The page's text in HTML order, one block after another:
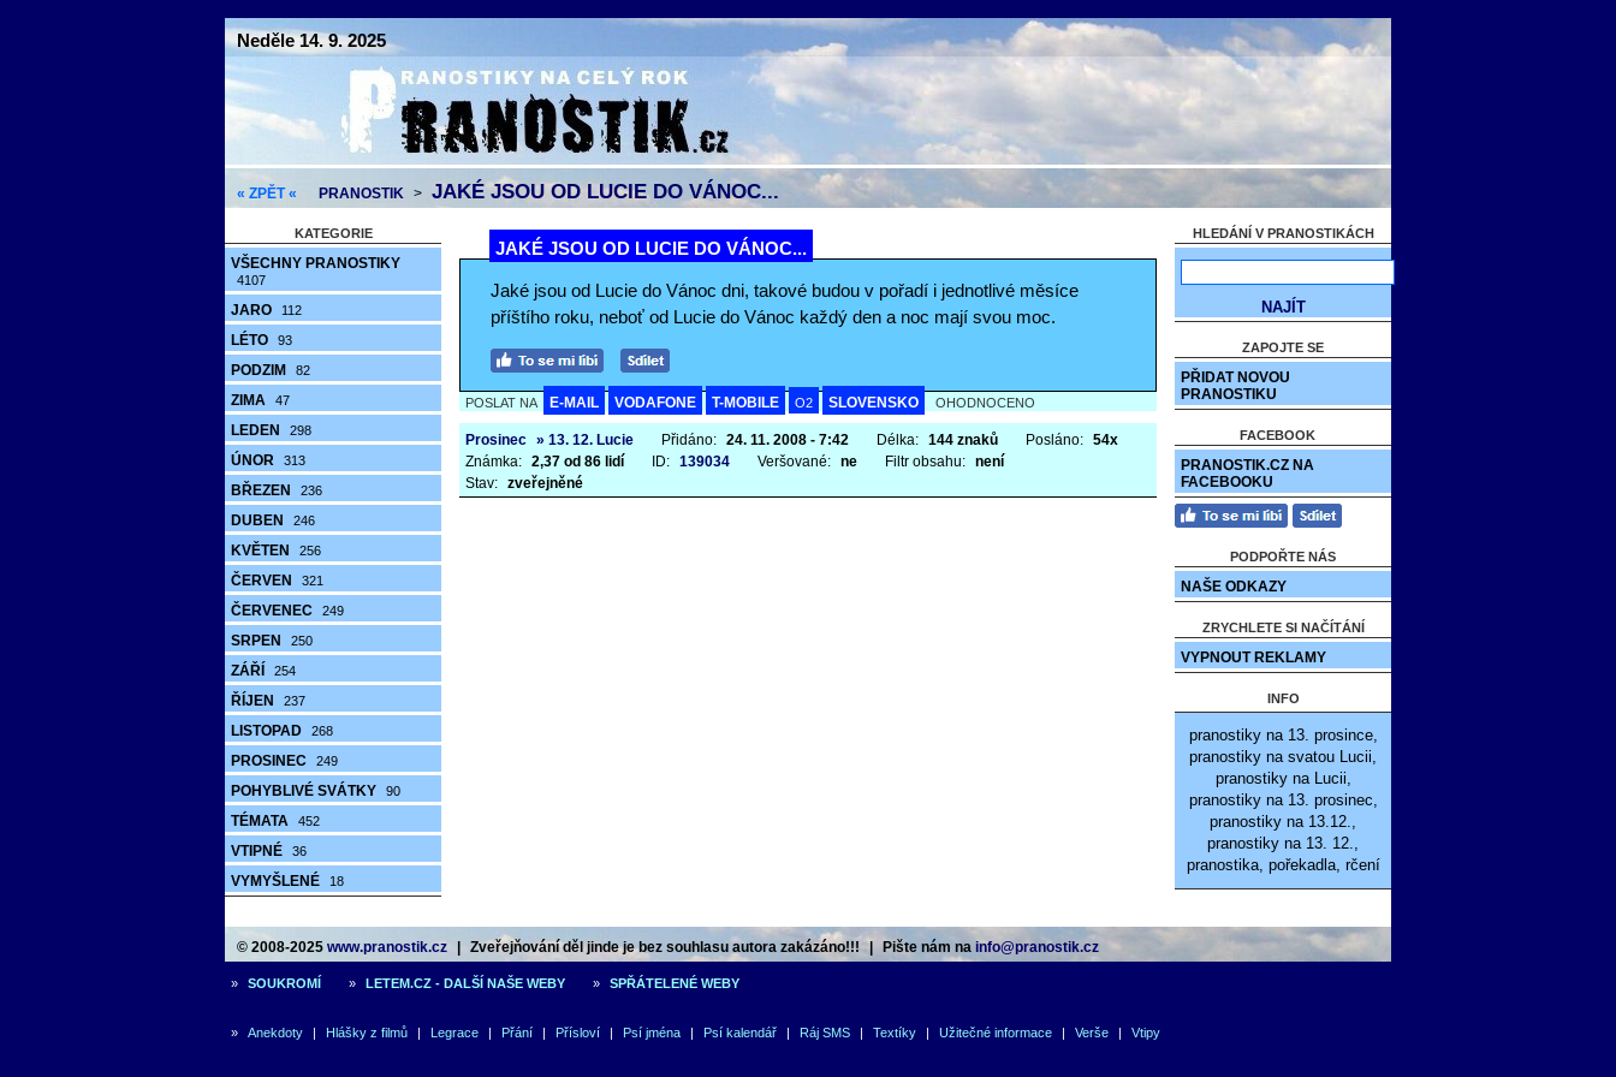
Neděle 14. 9. 2025
« ZPĚT « PRANOSTIK > JAKÉ JSOU OD LUCIE DO VÁNOC...
KATEGORIE
VŠECHNY PRANOSTIKY
4107
JARO 112
LÉTO 93
PODZIM 82
ZIMA 47
LEDEN 298
ÚNOR 313
BŘEZEN 236
DUBEN 246
KVĚTEN 256
ČERVEN 321
ČERVENEC 249
SRPEN 250
ZÁŘÍ 254
ŘÍJEN 237
LISTOPAD 268
PROSINEC 249
POHYBLIVÉ SVÁTKY 90
TÉMATA 452
VTIPNÉ 36
VYMYŠLENÉ 18
JAKÉ JSOU OD LUCIE DO VÁNOC...
Jaké jsou od Lucie do Vánoc dni, takové budou v pořadí i jednotlivé měsíce
příštího roku, neboť od Lucie do Vánoc každý den a noc mají svou moc.
POSLAT NA E-MAIL VODAFONE T-MOBILE O2 SLOVENSKO OHODNOCENO
Prosinec » 13. 12. Lucie Přidáno: 24. 11. 2008 - 7:42 Délka: 144 znaků Posláno: 54x
Známka: 2,37 od 86 lidí ID: 139034 Veršované: ne Filtr obsahu: není
Stav: zveřejněné
HLEDÁNÍ V PRANOSTIKÁCH
ZAPOJTE SE
PŘIDAT NOVOU
PRANOSTIKU
FACEBOOK
PRANOSTIK.CZ NA
FACEBOOKU
PODPOŘTE NÁS
NAŠE ODKAZY
ZRYCHLETE SI NAČÍTÁNÍ
VYPNOUT REKLAMY
INFO
pranostiky na 13. prosince,
pranostiky na svatou Lucii,
pranostiky na Lucii,
pranostiky na 13. prosinec,
pranostiky na 13.12.,
pranostiky na 13. 12.,
pranostika, pořekadla, rčení
© 2008-2025 www.pranostik.cz Zveřejňování děl jinde je bez souhlasu autora zakázáno!!! | Pište nám na info@pranostik.cz
» SOUKROMÍ » LETEM.CZ - DALŠÍ NAŠE WEBY » SPŘÁTELENÉ WEBY
» Anekdoty | Hlášky z filmů | Legrace | Přání | Přísloví | Psí jména | Psí kalendář | Ráj SMS | Textíky | Užitečné informace | Verše | Vtipy